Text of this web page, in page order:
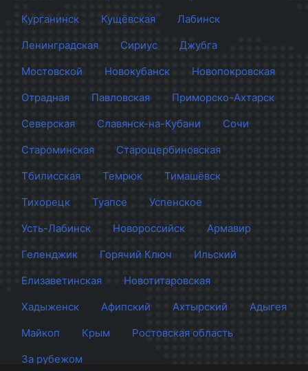
Курганинск
Кущёвская
Лабинск
Ленинградская
Сириус
Джубга
Мостовской
Новокубанск
Новопокровская
Отрадная
Павловская
Приморско-Ахтарск
Северская
Славянск-на-Кубани
Сочи
Староминская
Старощербиновская
Тбилисская
Темрюк
Тимашёвск
Тихорецк
Туапсе
Успенское
Усть-Лабинск
Новороссийск
Армавир
Геленджик
Горячий Ключ
Ильский
Елизаветинская
Новотитаровская
Хадыженск
Афипский Ахтырский
Адыгея
Майкоп
Крым
Ростовская область
За рубежом